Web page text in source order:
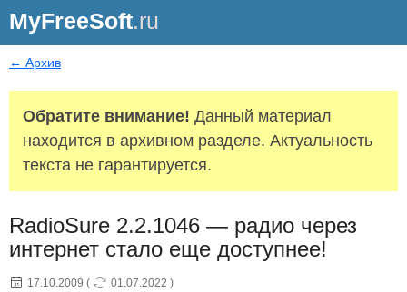
MyFreeSoft.ru
← Архив
Обратите внимание! Данный материал
находится в архивном разделе. Актуальность
текста не гарантируется.
RadioSure 2.2.1046 — радио через
интернет стало еще доступнее!
17.10.2009 ( 01.07.2022 )